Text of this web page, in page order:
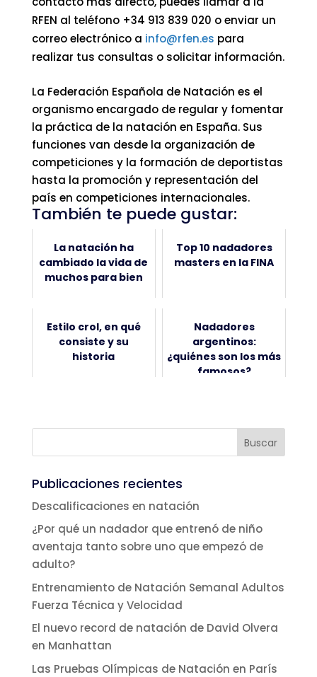
RFEN al teléfono +34 913 839 020 o enviar un
correo electrónico a info@rfen.es para
realizar tus consultas o solicitar información.
La Federación Española de Natación es el
organismo encargado de regular y fomentar
la práctica de la natación en España. Sus
funciones van desde la organización de
competiciones y la formación de deportistas
hasta la promoción y representación del
país en competiciones internacionales.
También te puede gustar:
La natación ha
cambiado la vida de
muchos para bien
Top 10 nadadores
masters en la FINA
Estilo crol, en qué
consiste y su
historia
Nadadores
argentinos:
¿quiénes son los más
famosos?
Publicaciones recientes
Descalificaciones en natación
¿Por qué un nadador que entrenó de niño
aventaja tanto sobre uno que empezó de
adulto?
Entrenamiento de Natación Semanal Adultos
Fuerza Técnica y Velocidad
El nuevo record de natación de David Olvera
en Manhattan
Las Pruebas Olímpicas de Natación en París